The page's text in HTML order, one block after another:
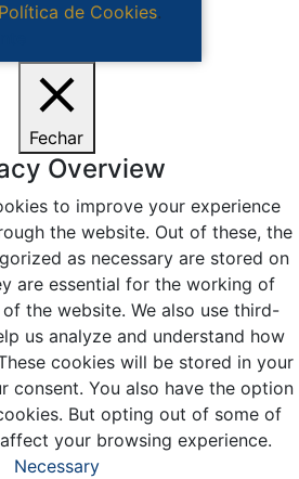
Política de Cookies.
Fechar
Overview
to improve your experience
the website. Out of these, the
as necessary are stored on
are essential for the working of
the website. We also use third-
us analyze and understand how
cookies will be stored in your
consent. You also have the option
But opting out of some of
your browsing experience.
Necessary